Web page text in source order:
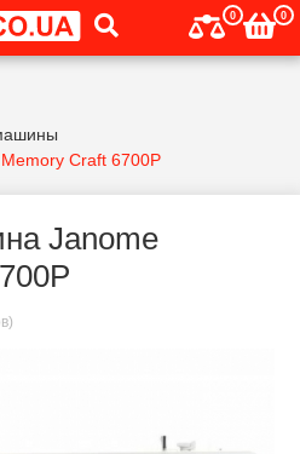
0 0
Craft 6700P
Janome